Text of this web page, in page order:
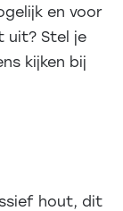
en voor
uit? Stel je
kijken bij
hout, dit